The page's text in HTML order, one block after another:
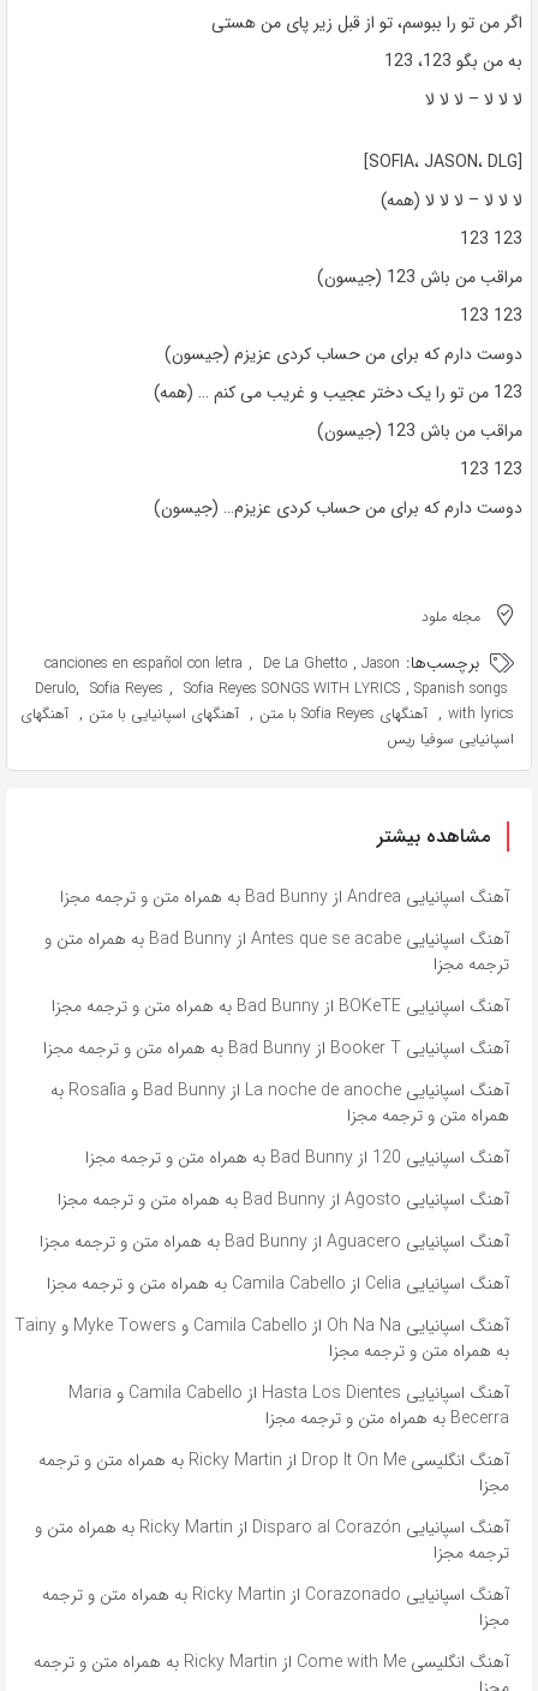
اگر من تو را ببوسم، تو از قبل زیر پای من هستی
به من بگو 123، 123
لا لا لا – لا لا لا
[SOFIA، JASON، DLG]
لا لا لا – لا لا لا (همه)
123 123
مراقب من باش 123 (جیسون)
123 123
دوست دارم که برای من حساب کردی عزیزم (جیسون)
123 من تو را یک دختر عجیب و غریب می کنم … (همه)
مراقب من باش 123 (جیسون)
123 123
دوست دارم که برای من حساب کردی عزیزم… (جیسون)
مجله ملود
برچسب‌ها: canciones en español con letra , De La Ghetto , Jason
Derulo, Sofia Reyes , Sofia Reyes SONGS WITH LYRICS , Spanish songs
with lyrics
, آهنگهای Sofia Reyes با متن , آهنگهای اسپانیایی با متن , آهنگهای
اسپانیایی سوفیا ریس
مشاهده بیشتر
آهنگ اسپانیایی Andrea از Bad Bunny به همراه متن و ترجمه مجزا
آهنگ اسپانیایی Antes que se acabe از Bad Bunny به همراه متن و
ترجمه مجزا
آهنگ اسپانیایی BOKeTE از Bad Bunny به همراه متن و ترجمه مجزا
آهنگ اسپانیایی Booker T از Bad Bunny به همراه متن و ترجمه مجزا
آهنگ اسپانیایی La noche de anoche از Bad Bunny و Rosalía به
همراه متن و ترجمه مجزا
آهنگ اسپانیایی 120 از Bad Bunny به همراه متن و ترجمه مجزا
آهنگ اسپانیایی Agosto از Bad Bunny به همراه متن و ترجمه مجزا
آهنگ اسپانیایی Aguacero از Bad Bunny به همراه متن و ترجمه مجزا
آهنگ اسپانیایی Celia از Camila Cabello به همراه متن و ترجمه مجزا
آهنگ اسپانیایی Oh Na Na از Camila Cabello و Myke Towers و Tainy
به همراه متن و ترجمه مجزا
آهنگ اسپانیایی Hasta Los Dientes از Camila Cabello و Maria
Becerra به همراه متن و ترجمه مجزا
آهنگ انگلیسی Drop It On Me از Ricky Martin به همراه متن و ترجمه
مجزا
آهنگ اسپانیایی Disparo al Corazón از Ricky Martin به همراه متن و
ترجمه مجزا
آهنگ اسپانیایی Corazonado از Ricky Martin به همراه متن و ترجمه
مجزا
آهنگ انگلیسی Come with Me از Ricky Martin به همراه متن و ترجمه